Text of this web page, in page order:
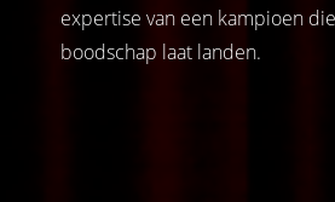
expertise van een kampioen
boodschap laat landen.